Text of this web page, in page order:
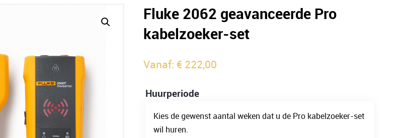
Fluke 2062 geavanceerde Pro
kabelzoeker-set
Vanaf:€ 222,00
Huurperiode
Kies de gewenst aantal weken dat u de Pro kabelzoeker-set
wil huren.